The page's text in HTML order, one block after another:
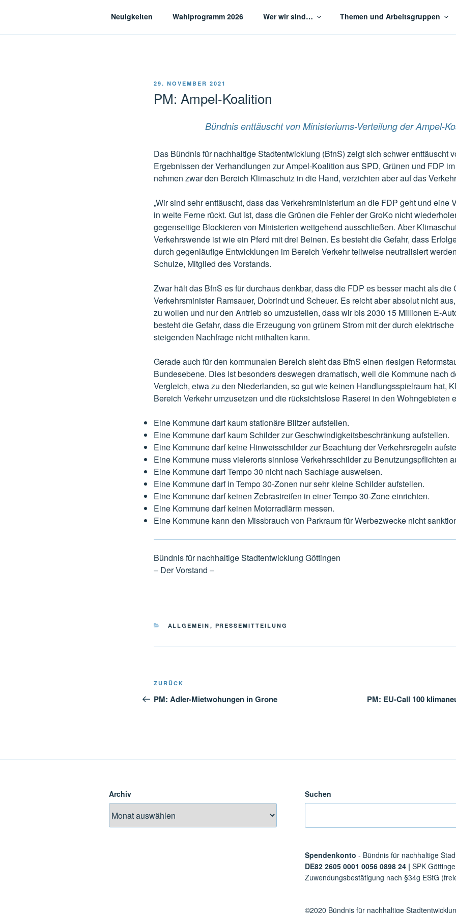
Bündnis für nachhaltige Stadtentwicklung Göttingen
Neuigkeiten Wahlprogramm 2026 Wer wir sind… Themen und Arbeitsgruppen
VERÖFFENTLICHT
29. NOVEMBER 2021
PM: Ampel-Koalition
Bündnis enttäuscht von Ministeriums-Verteilung der Ampel-
Das Bündnis für nachhaltige Stadtentwicklung (BfnS) zeigt sich schwer enttäuscht
Ergebnissen der Verhandlungen zur Ampel-Koalition aus SPD, Grünen und FDP
nehmen zwar den Bereich Klimaschutz in die Hand, verzichten aber auf das
„Wir sind sehr enttäuscht, dass das Verkehrsministerium an die FDP geht und eine
in weite Ferne rückt. Gut ist, dass die Grünen die Fehler der GroKo nicht
gegenseitige Blockieren von Ministerien weitgehend ausschließen. Aber
Verkehrswende ist wie ein Pferd mit drei Beinen. Es besteht die Gefahr, dass
durch gegenläufige Entwicklungen im Bereich Verkehr teilweise neutralisiert
Schulze, Mitglied des Vorstands.
Zwar hält das BfnS es für durchaus denkbar, dass die FDP es besser macht als die
Verkehrsminister Ramsauer, Dobrindt und Scheuer. Es reicht aber absolut nicht
zu wollen und nur den Antrieb so umzustellen, dass wir bis 2030 15 Millionen E-
besteht die Gefahr, dass die Erzeugung von grünem Strom mit der durch
steigenden Nachfrage nicht mithalten kann.
Gerade auch für den kommunalen Bereich sieht das BfnS einen riesigen
Bundesebene. Dies ist besonders deswegen dramatisch, weil die Kommune nach
Vergleich, etwa zu den Niederlanden, so gut wie keinen Handlungsspielraum hat,
Bereich Verkehr umzusetzen und die rücksichtslose Raserei in den Wohngebieten
Eine Kommune darf kaum stationäre Blitzer aufstellen.
Eine Kommune darf kaum Schilder zur Geschwindigkeitsbeschränkung aufstellen.
Eine Kommune darf keine Hinweisschilder zur Beachtung der Verkehrsregeln
Eine Kommune muss vielerorts sinnlose Verkehrsschilder zu Benutzungspflichten
Eine Kommune darf Tempo 30 nicht nach Sachlage ausweisen.
Eine Kommune darf in Tempo 30-Zonen nur sehr kleine Schilder aufstellen.
Eine Kommune darf keinen Zebrastreifen in einer Tempo 30-Zone einrichten.
Eine Kommune darf keinen Motorradlärm messen.
Eine Kommune kann den Missbrauch von Parkraum für Werbezwecke nicht
Bündnis für nachhaltige Stadtentwicklung Göttingen
– Der Vorstand –
KATEGORIEN
ALLGEMEIN , PRESSEMITTEILUNG
Beitragsnavigation
Vorheriger
Beitrag
ZURÜCK
PM: Adler-Mietwohungen in Grone PM: EU-Call 100
Archiv Suchen
Spendenkonto - Bündnis für nachhaltige
DE82 2605 0001 0056 0898 24 | SPK
Zuwendungsbestätigung nach §34g EStG
©2020 Bündnis für nachhaltige